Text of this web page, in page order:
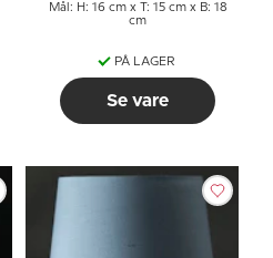
Mål: H: 16 cm x T: 15 cm x B: 18
cm
PÅ LAGER
Se vare